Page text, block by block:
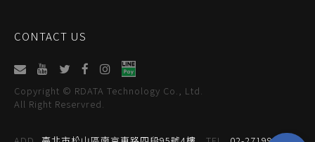
CONTACT US
Copyright © RDATA Technology Co., Ltd.
All Right Reservred.